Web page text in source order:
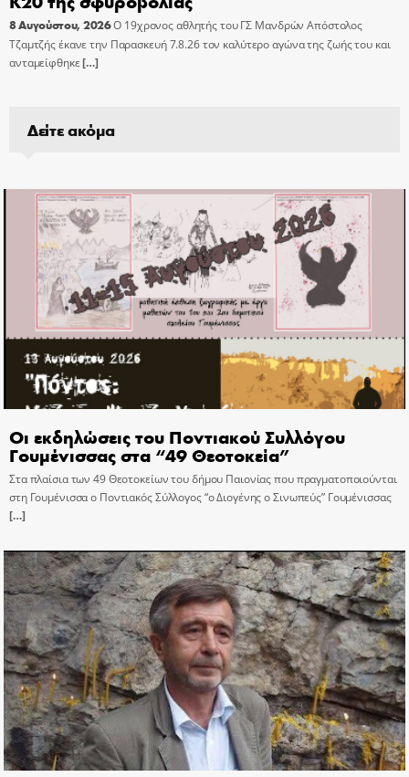
8 Αυγούστου, 2026Ο 19χρονος αθλητής του ΓΣ Μανδρών Απόστολος
Τζαμτζής έκανε την Παρασκευή 7.8.26 τον καλύτερο αγώνα της ζωής του και
ανταμείφθηκε[…]
Δείτε ακόμα
Οι εκδηλώσεις του Ποντιακού Συλλόγου
Γουμένισσας στα “49 Θεοτοκεία”
Στα πλαίσια των 49 Θεοτοκείων του δήμου Παιονίας που πραγματοποιούνται
στη Γουμένισσα ο Ποντιακός Σύλλογος “ο Διογένης ο Σινωπεύς” Γουμένισσας
[…]